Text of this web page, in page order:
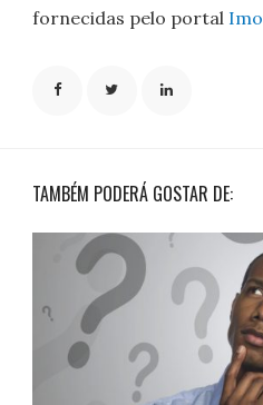
fornecidas pelo portal
TAMBÉM PODERÁ GOSTAR DE: